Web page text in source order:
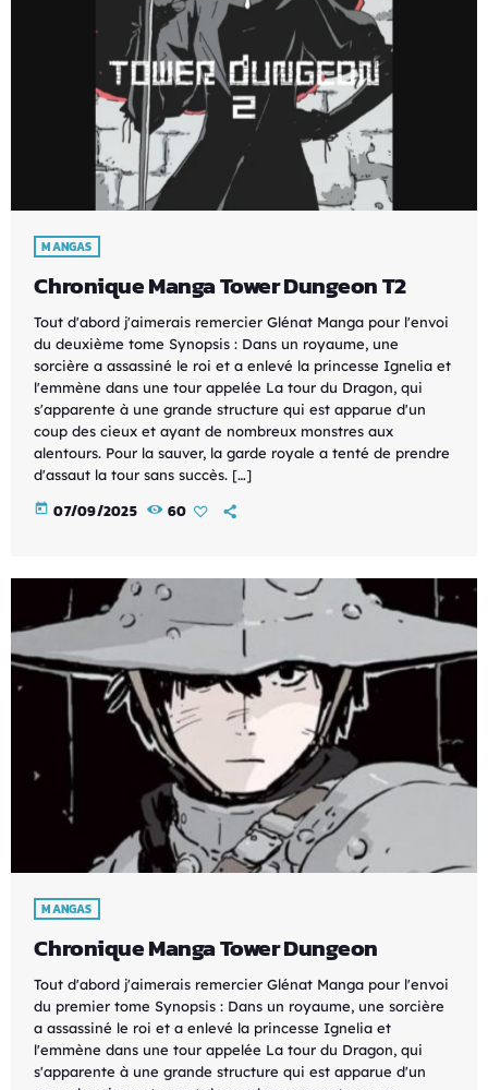
MANGAS
Chronique Manga Tower Dungeon T2
Tout d'abord j'aimerais remercier Glénat Manga pour l'envoi
du deuxième tome Synopsis : Dans un royaume, une
sorcière a assassiné le roi et a enlevé la princesse Ignelia et
l'emmène dans une tour appelée La tour du Dragon, qui
s'apparente à une grande structure qui est apparue d'un
coup des cieux et ayant de nombreux monstres aux
alentours. Pour la sauver, la garde royale a tenté de prendre
d'assaut la tour sans succès. […]
today 07/09/2025 60
MANGAS
Chronique Manga Tower Dungeon
Tout d'abord j'aimerais remercier Glénat Manga pour l'envoi
du premier tome Synopsis : Dans un royaume, une sorcière
a assassiné le roi et a enlevé la princesse Ignelia et
l'emmène dans une tour appelée La tour du Dragon, qui
s'apparente à une grande structure qui est apparue d'un